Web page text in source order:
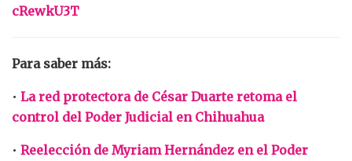
cRewkU3T
Para saber más:
• La red protectora de César Duarte retoma el
control del Poder Judicial en Chihuahua
• Reelección de Myriam Hernández en el Poder